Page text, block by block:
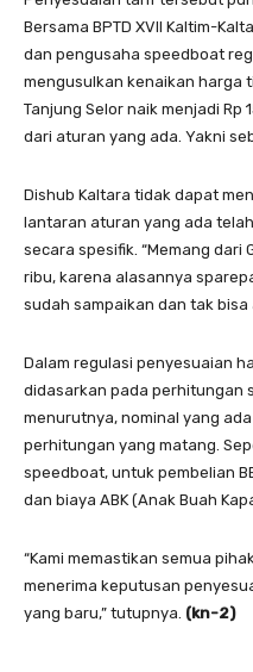
Bersama BPTD XVII Kaltim-
dan pengusaha speedboat
mengusulkan kenaikan harga
Tanjung Selor naik menjadi Rp
dari aturan yang ada. Yakni
Dishub Kaltara tidak dapat
lantaran aturan yang ada
secara spesifik. “Memang dari
ribu, karena alasannya
sudah sampaikan dan tak bisa
Dalam regulasi penyesuaian
didasarkan pada perhitungan
menurutnya, nominal yang
perhitungan yang matang.
speedboat, untuk pembelian
dan biaya ABK (Anak Buah
“Kami memastikan semua
menerima keputusan
yang baru,” tutupnya. (kn-2)